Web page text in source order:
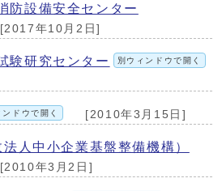
防設備安全センター
[2017年10月2日]
験研究センター 別ウィンドウで開く
ンドウで開く [2010年3月15日]
人中小企業基盤整備機構）
[2010年3月2日]